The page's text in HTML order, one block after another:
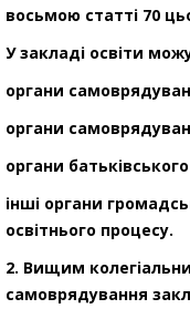
восьмою статті 70
У закладі освіти
органи
органи
органи
інші органи
освітнього процесу.
2. Вищим
самоврядування